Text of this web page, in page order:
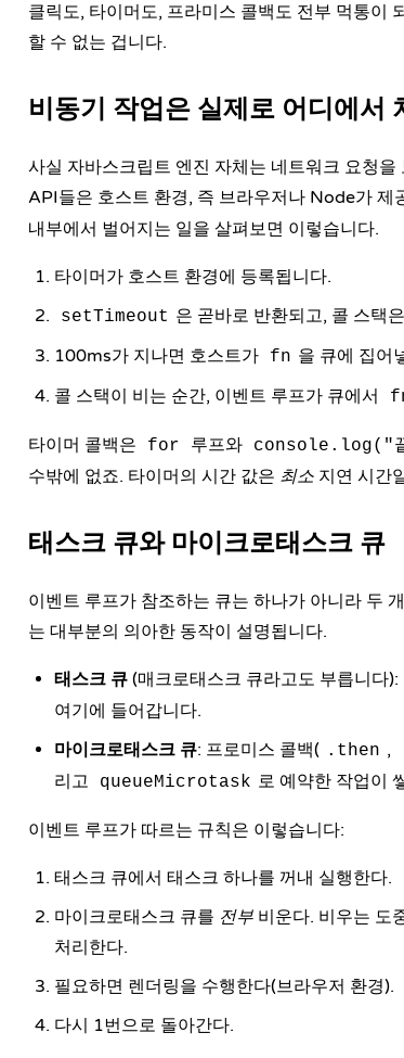
클릭도, 타이머도, 프라미스 콜백도 전부 먹통이
할 수 없는 겁니다.
비동기 작업은 실제로 어디에서
사실 자바스크립트 엔진 자체는 네트워크 요청
API들은 호스트 환경, 즉 브라우저나 Node가 제
내부에서 벌어지는 일을 살펴보면 이렇습니다.
타이머가 호스트 환경에 등록됩니다.
setTimeout 은 곧바로 반환되고, 콜 스택
100ms가 지나면 호스트가
fn 을 큐에 집어
콜 스택이 비는 순간, 이벤트 루프가 큐에서
타이머 콜백은 for 루프와 console.log("
수밖에 없죠. 타이머의 시간 값은 최소 지연 시간
태스크 큐와 마이크로태스크 큐
이벤트 루프가 참조하는 큐는 하나가 아니라 두
는 대부분의 의아한 동작이 설명됩니다.
태스크 큐 (매크로태스크 큐라고도 부릅니다):
여기에 들어갑니다.
마이크로태스크 큐: 프로미스 콜백( .then ,
리고
queueMicrotask 로 예약한 작업이
이벤트 루프가 따르는 규칙은 이렇습니다:
태스크 큐에서 태스크 하나를 꺼내 실행한다.
마이크로태스크 큐를 전부 비운다. 비우는 도
처리한다.
필요하면 렌더링을 수행한다(브라우저 환경).
다시 1번으로 돌아간다.